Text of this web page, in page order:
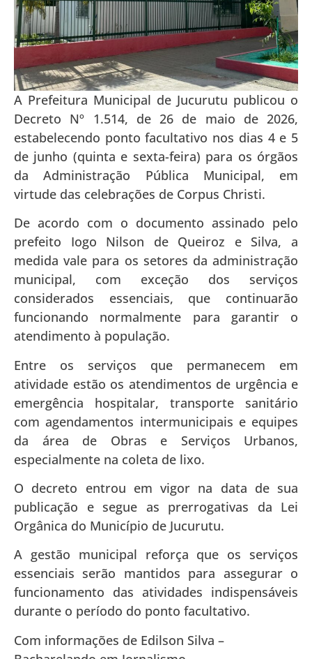
A Prefeitura Municipal de Jucurutu publicou o
Decreto Nº 1.514, de 26 de maio de 2026,
estabelecendo ponto facultativo nos dias 4 e 5
de junho (quinta e sexta-feira) para os órgãos
da Administração Pública Municipal, em
virtude das celebrações de Corpus Christi.
De acordo com o documento assinado pelo
prefeito Iogo Nilson de Queiroz e Silva, a
medida vale para os setores da administração
municipal, com exceção dos serviços
considerados essenciais, que continuarão
funcionando normalmente para garantir o
atendimento à população.
Entre os serviços que permanecem em
atividade estão os atendimentos de urgência e
emergência hospitalar, transporte sanitário
com agendamentos intermunicipais e equipes
da área de Obras e Serviços Urbanos,
especialmente na coleta de lixo.
O decreto entrou em vigor na data de sua
publicação e segue as prerrogativas da Lei
Orgânica do Município de Jucurutu.
A gestão municipal reforça que os serviços
essenciais serão mantidos para assegurar o
funcionamento das atividades indispensáveis
durante o período do ponto facultativo.
Com informações de Edilson Silva –